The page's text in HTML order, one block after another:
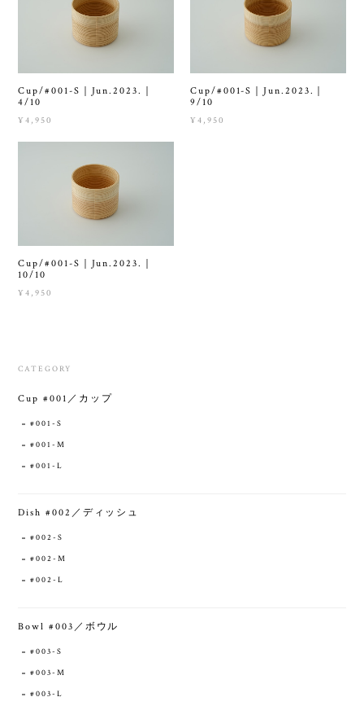
Cup/#001-S｜Jun.2023.｜
4/10
¥4,950
Cup/#001-S｜Jun.2023.｜
9/10
¥4,950
Cup/#001-S｜Jun.2023.｜
10/10
¥4,950
CATEGORY
Cup #001／カップ
#001-S
#001-M
#001-L
Dish #002／ディッシュ
#002-S
#002-M
#002-L
Bowl #003／ボウル
#003-S
#003-M
#003-L